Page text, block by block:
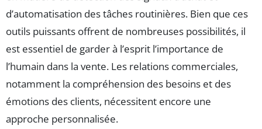
d’automatisation des tâches routinières. Bien que ces
outils puissants offrent de nombreuses possibilités, il
est essentiel de garder à l’esprit l’importance de
l’humain dans la vente. Les relations commerciales,
notamment la compréhension des besoins et des
émotions des clients, nécessitent encore une
approche personnalisée.